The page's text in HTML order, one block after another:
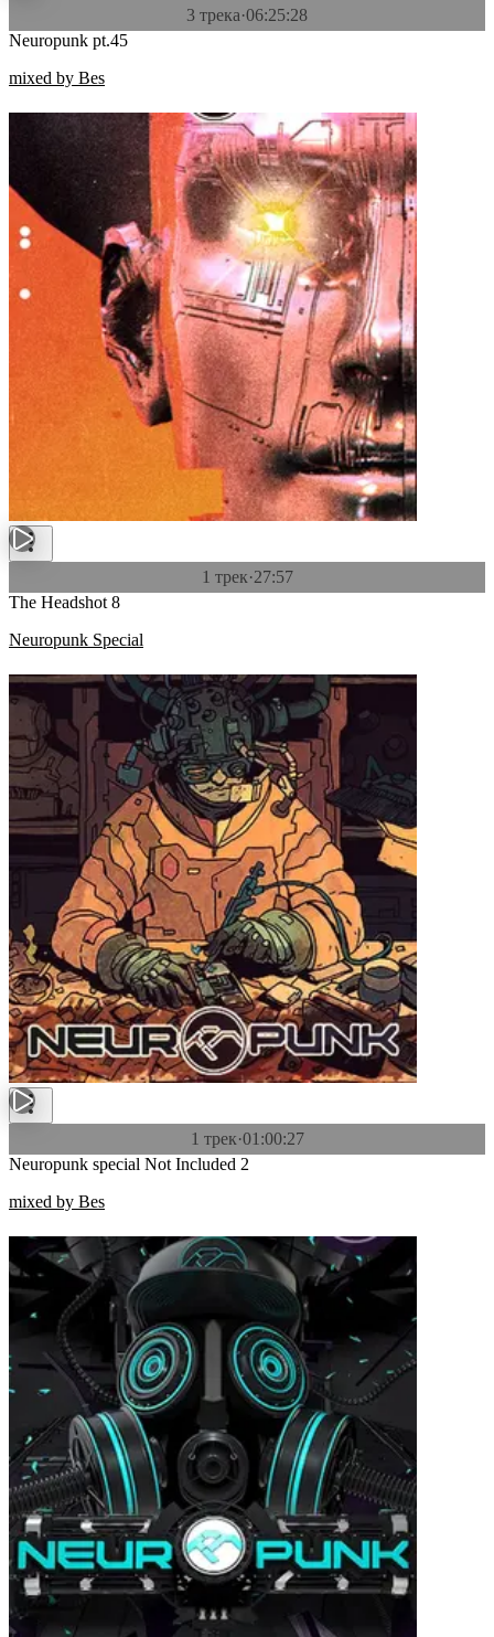
3 трека·06:25:28
Neuropunk pt.45
mixed by Bes
1 трек·27:57
The Headshot 8
Neuropunk Special
1 трек·01:00:27
Neuropunk special Not Included 2
mixed by Bes